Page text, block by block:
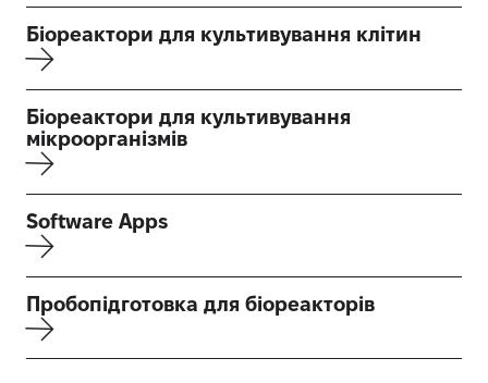
Біореактори для культивування клітин
Біореактори для культивування
мікроорганізмів
Software Apps
Пробопідготовка для біореакторів